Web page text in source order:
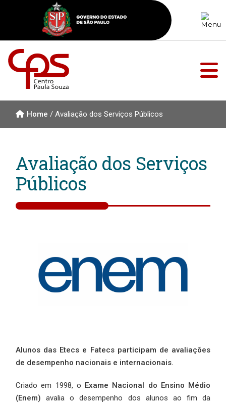
Home / Avaliação dos Serviços Públicos
Avaliação dos Serviços
Públicos
Alunos das Etecs e Fatecs participam de avaliações
de desempenho nacionais e internacionais.
Criado em 1998, o Exame Nacional do Ensino Médio
(Enem) avalia o desempenho dos alunos ao fim da